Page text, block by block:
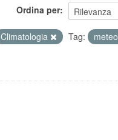
Ordina per
Climatologia Tag:
meteo